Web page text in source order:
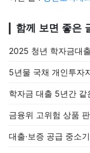
함께 보면 좋은
2025 청년 학자금대
5년물 국채 개인투자
학자금 대출 5년간 같
금융위 고위험 상품
대출·보증 공급 중소